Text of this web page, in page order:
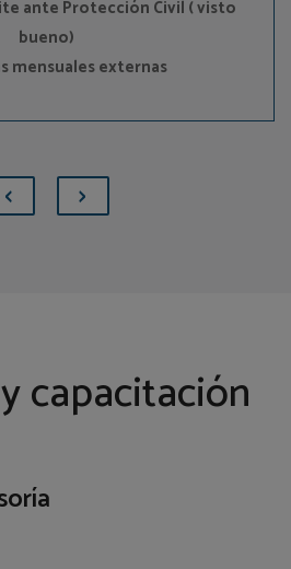
ante Protección Civil ( visto
bueno)
mensuales externas
‹ ›
capacitación